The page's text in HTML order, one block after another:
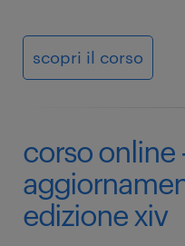
scopri il corso
corso online
edizione xiv